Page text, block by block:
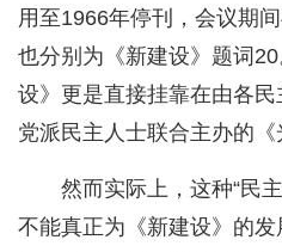
用至1966年停刊，会议期
也分别为《新建设》题词
设》更是直接挂靠在由各
党派民主人士联合主办的《
然而实际上，这种“民
不能真正为《新建设》的